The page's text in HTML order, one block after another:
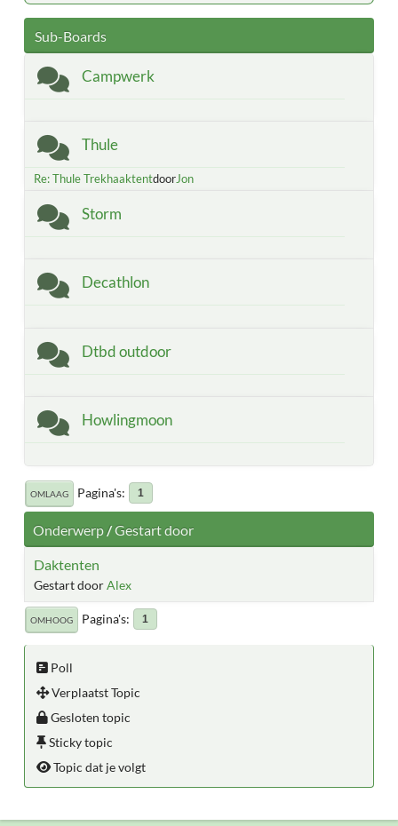
Sub-Boards
Campwerk
Thule
Re: Thule TrekhaaktentdoorJon
Storm
Decathlon
Dtbd outdoor
Howlingmoon
OMLAAG Pagina's 1
Onderwerp/Gestart door
Daktenten
Gestart doorAlex
OMHOOG Pagina's 1
Poll
Verplaatst Topic
Gesloten topic
Sticky topic
Topic dat je volgt